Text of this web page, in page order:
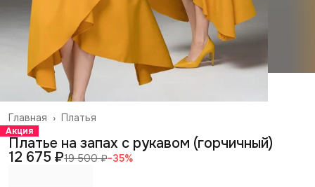
Платья
Главная ›
Акция
Платье на запах с рукавом (горчичный)
12 675 ₽19 500 ₽−35%